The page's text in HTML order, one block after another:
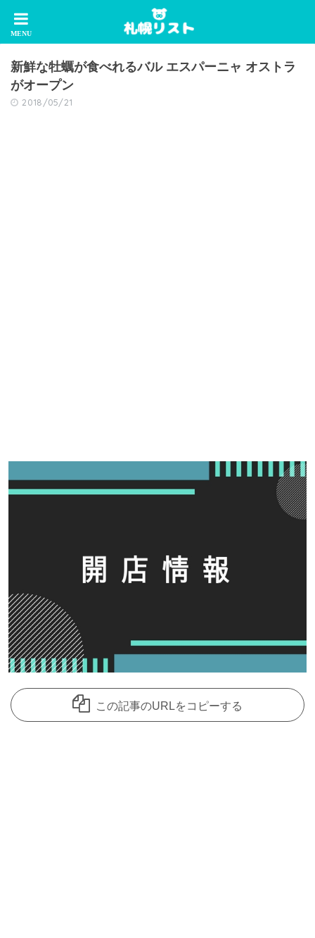
新鮮な牡蠣が食べれるバル エスパーニャ オストラ
がオープン
2018/05/21
この記事のURLをコピーする